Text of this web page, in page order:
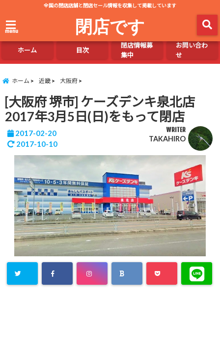
全国の閉店店舗と閉店セール情報を収集して掲載しています
menu 閉店です
ホーム 目次
閉店情報募
集中
お問い合わ
せ
ホーム 近畿 大阪府
[大阪府 堺市] ケーズデンキ泉北店
2017年3月5日(日)をもって閉店
2017-02-20
2017-10-10
WRITER
TAKAHIRO